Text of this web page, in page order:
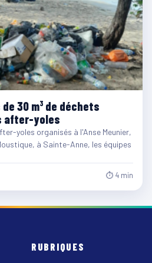
30 m³ de déchets
after-yoles
yoles organisés à l'Anse Meunier,
à Sainte-Anne, les équipes
⏱ 4 min
RUBRIQUES